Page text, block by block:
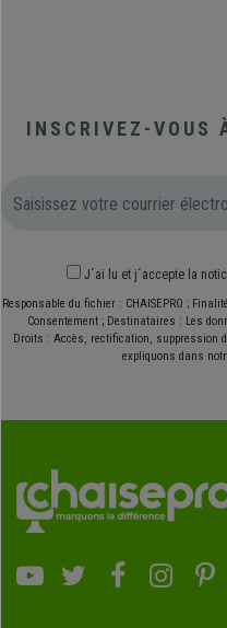
INSCRIVEZ-VOUS
J´ai lu et j´accepte la
Responsable du fichier : CHAISEPRO ;
Consentement ; Destinataires : Les
Droits : Accès, rectification, suppression
expliquons dans